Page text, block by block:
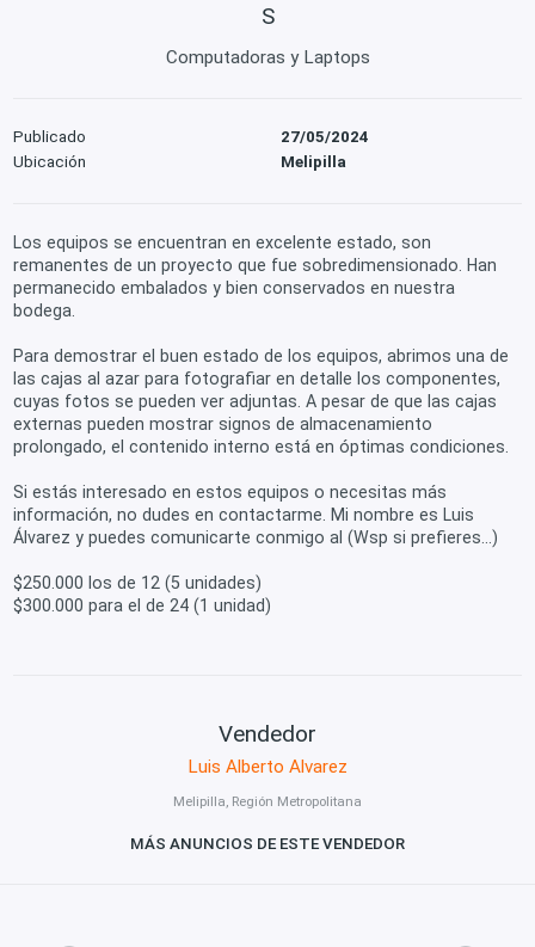
S
Computadoras y Laptops
Publicado
27/05/2024
Ubicación
Melipilla
Los equipos se encuentran en excelente estado, son
remanentes de un proyecto que fue sobredimensionado. Han
permanecido embalados y bien conservados en nuestra
bodega.
Para demostrar el buen estado de los equipos, abrimos una de
las cajas al azar para fotografiar en detalle los componentes,
cuyas fotos se pueden ver adjuntas. A pesar de que las cajas
externas pueden mostrar signos de almacenamiento
prolongado, el contenido interno está en óptimas condiciones.
Si estás interesado en estos equipos o necesitas más
información, no dudes en contactarme. Mi nombre es Luis
Álvarez y puedes comunicarte conmigo al (Wsp si prefieres...)
$250.000 los de 12 (5 unidades)
$300.000 para el de 24 (1 unidad)
Vendedor
Luis Alberto Alvarez
Melipilla, Región Metropolitana
MÁS ANUNCIOS DE ESTE VENDEDOR